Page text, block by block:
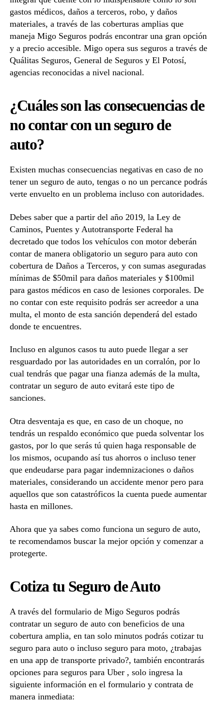
gastos médicos, daños a terceros, robo, y daños
materiales, a través de las coberturas amplias que
maneja Migo Seguros podrás encontrar una gran opción
y a precio accesible. Migo opera sus seguros a través de
Quálitas Seguros, General de Seguros y El Potosí,
agencias reconocidas a nivel nacional.
¿Cuáles son las consecuencias de
no contar con un seguro de
auto?
Existen muchas consecuencias negativas en caso de no
tener un seguro de auto, tengas o no un percance podrás
verte envuelto en un problema incluso con autoridades.
Debes saber que a partir del año 2019, la Ley de
Caminos, Puentes y Autotransporte Federal ha
decretado que todos los vehículos con motor deberán
contar de manera obligatorio un seguro para auto con
cobertura de Daños a Terceros, y con sumas aseguradas
mínimas de $50mil para daños materiales y $100mil
para gastos médicos en caso de lesiones corporales. De
no contar con este requisito podrás ser acreedor a una
multa, el monto de esta sanción dependerá del estado
donde te encuentres.
Incluso en algunos casos tu auto puede llegar a ser
resguardado por las autoridades en un corralón, por lo
cual tendrás que pagar una fianza además de la multa,
contratar un seguro de auto evitará este tipo de
sanciones.
Otra desventaja es que, en caso de un choque, no
tendrás un respaldo económico que pueda solventar los
gastos, por lo que serás tú quien haga responsable de
los mismos, ocupando así tus ahorros o incluso tener
que endeudarse para pagar indemnizaciones o daños
materiales, considerando un accidente menor pero para
aquellos que son catastróficos la cuenta puede aumentar
hasta en millones.
Ahora que ya sabes como funciona un seguro de auto,
te recomendamos buscar la mejor opción y comenzar a
protegerte.
Cotiza tu Seguro de Auto
A través del formulario de Migo Seguros podrás
contratar un seguro de auto con beneficios de una
cobertura amplia, en tan solo minutos podrás cotizar tu
seguro para auto o incluso seguro para moto, ¿trabajas
en una app de transporte privado?, también encontrarás
opciones para seguros para Uber , solo ingresa la
siguiente información en el formulario y contrata de
manera inmediata: